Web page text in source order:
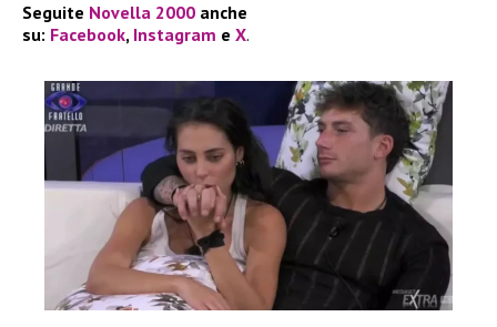
Seguite Novella 2000 anche
su: Facebook, Instagram e X.